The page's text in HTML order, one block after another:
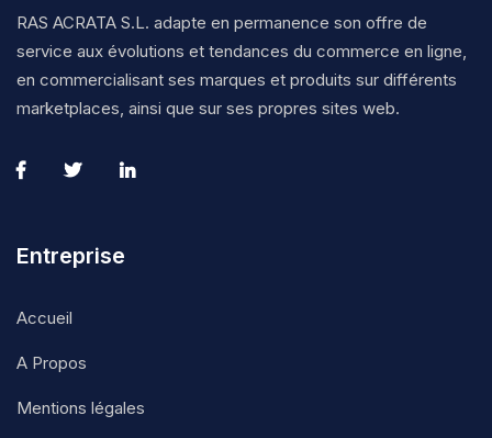
RAS ACRATA S.L. adapte en permanence son offre de
service aux évolutions et tendances du commerce en ligne,
en commercialisant ses marques et produits sur différents
marketplaces, ainsi que sur ses propres sites web.
Entreprise
Accueil
A Propos
Mentions légales